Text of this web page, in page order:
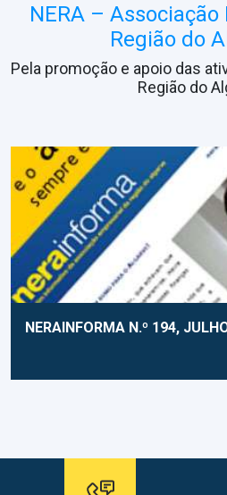
NERA –
Região do
Pela promoção e apoio das
Região do
NERAINFORMA N.º 194,